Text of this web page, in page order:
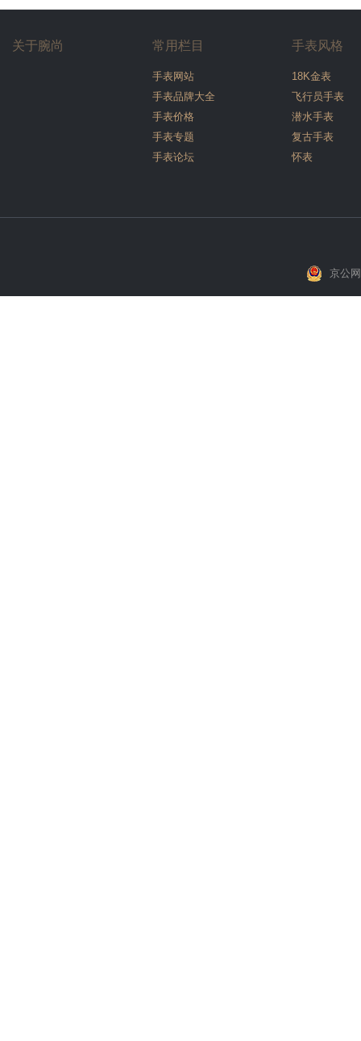
关于腕尚 常用栏目
手表网站
手表品牌大全
手表价格
手表专题
手表论坛
手表风格
18K金表
飞行员手表
潜水手表
复古手表
怀表
京公